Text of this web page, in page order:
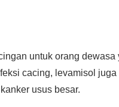
untuk orang
cacing, levamisol
usus besar.